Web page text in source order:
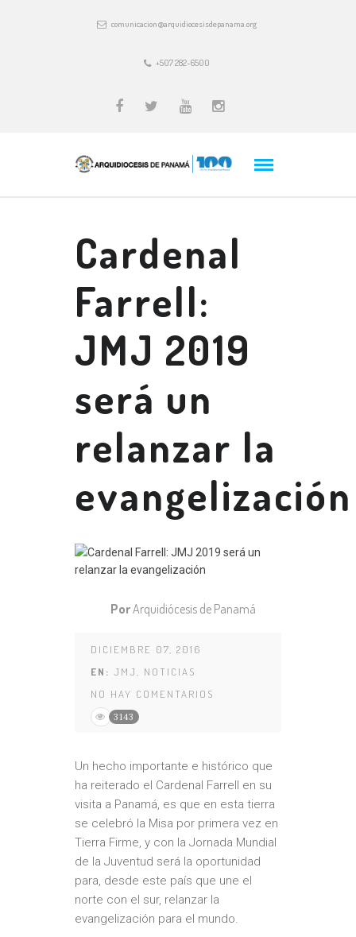
comunicacion@arquidiocesisdepanama.org
+507 282-6500
Cardenal
Farrell:
JMJ 2019
será un
relanzar la
evangelización
PorArquidiócesis de Panamá
DICIEMBRE 07, 2016
EN: JMJ
NOTICIAS
NO HAY COMENTARIOS
3143
Un hecho importante e histórico que
ha reiterado el Cardenal Farrell en su
visita a Panamá, es que en esta tierra
se celebró la Misa por primera vez en
Tierra Firme, y con la Jornada Mundial
de la Juventud será la oportunidad
para, desde este país que une el
norte con el sur, relanzar la
evangelización para el mundo.